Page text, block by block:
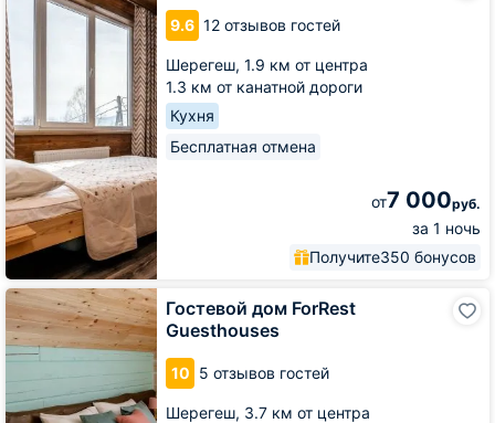
9.6 12 отзывов гостей
Шерегеш, 1.9 км от центра
1.3 км от канатной дороги
Кухня
Бесплатная отмена
от7 000руб.
за 1 ночь
Получите350 бонусов
Рыжий
пони
Гостевой дом ForRest
Guesthouses
10 5 отзывов гостей
Шерегеш, 3.7 км от центра
Гостевой
дом
ForRest
Guesthouses